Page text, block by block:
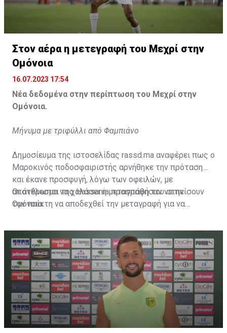
Στον αέρα η μετεγραφή του Μεχρί στην
Ομόνοια
16.07.2023 17:54
Νέα δεδομένα στην περίπτωση του Μεχρί στην
Ομόνοια.
Μήνυμα με τριφύλλι από Φαμπιάνο
Δημοσίευμα της ιστοσελίδας rassd.ma αναφέρει πως ο
Μαροκινός ποδοσφαιριστής αρνήθηκε την πρόταση
και έκανε προσφυγή, λόγω των οφειλών, με
αποτέλεσμα να χαλάσει η μεταγραφή του στην
Ομόνοια.
Οι άνθρωποι της Hassania προσπάθησαν να πείσουν
τον παίκτη να αποδεχθεί την μεταγραφή για να
μετακίνησή του, αλλά ο παίκτης αρνήθηκε και επέμεινε
να λύσει το συμβόλαιό του, ώστε να μετακομίσει
ελεύθερα σε οποιαδήποτε νέα ομάδα το τρέχον
καλοκαίρι.